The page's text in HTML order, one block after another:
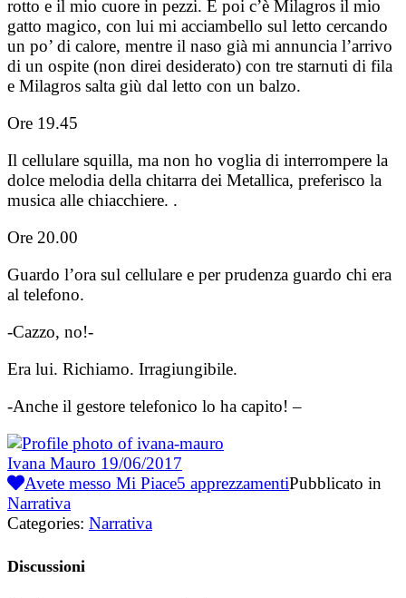
rotto e il mio cuore in pezzi. E poi c’è Milagros il mio
gatto magico, con lui mi acciambello sul letto cercando
un po’ di calore, mentre il naso già mi annuncia l’arrivo
di un ospite (non direi desiderato) con tre starnuti di fila
e Milagros salta giù dal letto con un balzo.
Ore 19.45
Il cellulare squilla, ma non ho voglia di interrompere la
dolce melodia della chitarra dei Metallica, preferisco la
musica alle chiacchiere. .
Ore 20.00
Guardo l’ora sul cellulare e per prudenza guardo chi era
al telefono.
-Cazzo, no!-
Era lui. Richiamo. Irragiungibile.
-Anche il gestore telefonico lo ha capito! –
Ivana Mauro 19/06/2017
Avete messo Mi Piace5 apprezzamentiPubblicato in
Narrativa
Categories: Narrativa
Discussioni